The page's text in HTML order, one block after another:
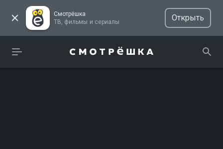
Смотрёшка
ТВ, фильмы и сериалы
Открыть